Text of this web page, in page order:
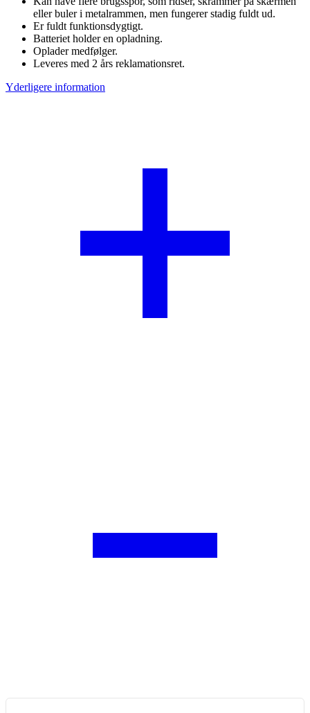
eller buler i metalrammen, men fungerer stadig fuldt ud.
Er fuldt funktionsdygtigt.
Batteriet holder en opladning.
Oplader medfølger.
Leveres med 2 års reklamationsret.
Yderligere information